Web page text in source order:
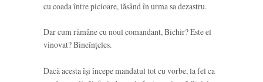
cu coada între picioare, lăsând în urma sa dezastru.
Dar cum rămâne cu noul comandant, Bichir? Este el
vinovat? Bineînțeles.
Dacă acesta își începe mandatul tot cu vorbe, la fel ca